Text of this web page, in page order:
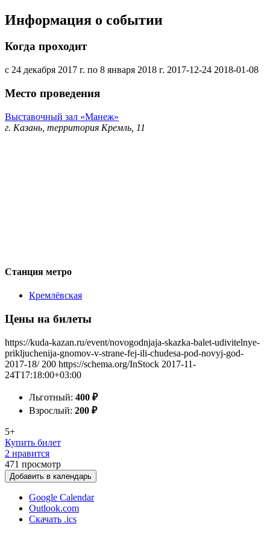
Информация о событии
Когда проходит
с 24 декабря 2017 г. по 8 января 2018 г. 2017-12-24 2018-01-08
Место проведения
Выставочный зал «Манеж»
г. Казань, территория Кремль, 11
Станция метро
Кремлёвская
Цены на билеты
https://kuda-kazan.ru/event/novogodnjaja-skazka-balet-udivitelnye-
prikljuchenija-gnomov-v-strane-fej-ili-chudesa-pod-novyj-god-
2017-18/ 200 https://schema.org/InStock 2017-11-
24T17:18:00+03:00
Льготный: 400 ₽
Взрослый: 200 ₽
5+
Купить билет
2 нравится
471 просмотр
Добавить в календарь
Google Calendar
Outlook.com
Скачать .ics